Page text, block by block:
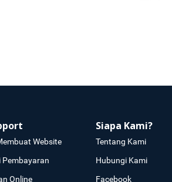
Website
Online
Siapa Kami?
Tentang Kami
Hubungi Kami
Facebook